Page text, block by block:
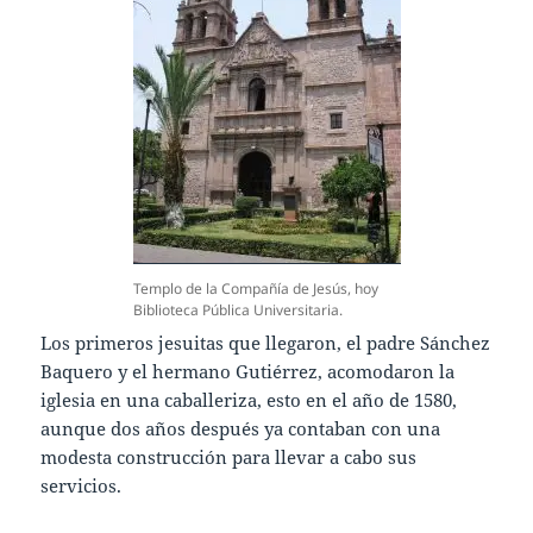
Templo de la Compañía de Jesús, hoy
Biblioteca Pública Universitaria.
Los primeros jesuitas que llegaron, el padre Sánchez
Baquero y el hermano Gutiérrez, acomodaron la
iglesia en una caballeriza, esto en el año de 1580,
aunque dos años después ya contaban con una
modesta construcción para llevar a cabo sus
servicios.